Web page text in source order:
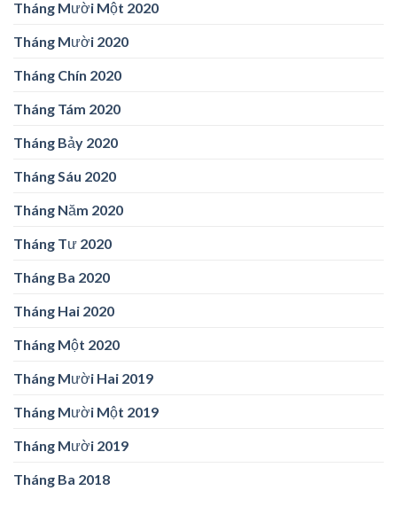
Tháng Mười Một 2020
Tháng Mười 2020
Tháng Chín 2020
Tháng Tám 2020
Tháng Bảy 2020
Tháng Sáu 2020
Tháng Năm 2020
Tháng Tư 2020
Tháng Ba 2020
Tháng Hai 2020
Tháng Một 2020
Tháng Mười Hai 2019
Tháng Mười Một 2019
Tháng Mười 2019
Tháng Ba 2018